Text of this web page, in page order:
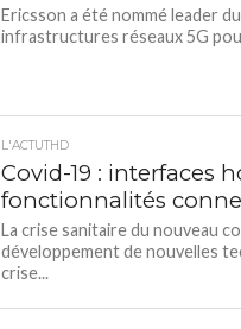
Ericsson a été nommé leader
infrastructures réseaux 5G
L'ACTUTHD
Covid-19 : interfaces
fonctionnalités
La crise sanitaire du nouveau
développement de nouvelles
crise...